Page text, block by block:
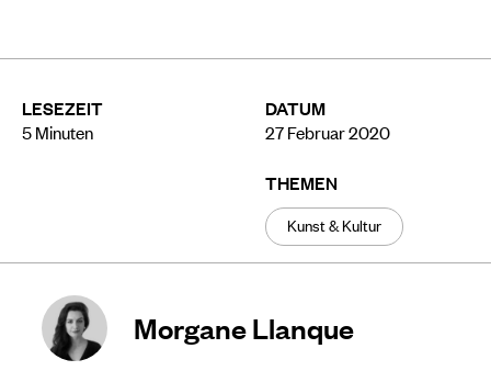
LESEZEIT
5Minuten
DATUM
27 Februar 2020
THEMEN
Kunst & Kultur
Morgane Llanque